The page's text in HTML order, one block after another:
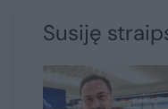
Susiję